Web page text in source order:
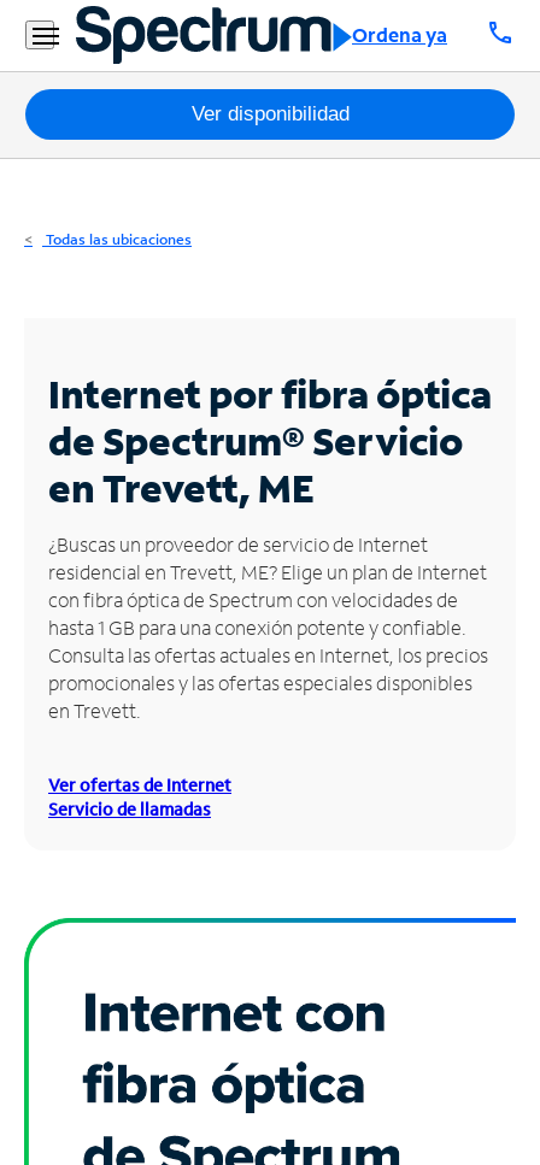
Ordena ya call
Residencial
Business
Paquetes
Internet
Business
Contáctanos
Inglés
Administrar
cuenta
Encuentra
una
tienda
Ver disponibilidad
Todas las ubicaciones
Internet por fibra óptica
de Spectrum®Servicio
en Trevett, ME
¿Buscas un proveedor de servicio de Internet
residencial en Trevett, ME? Elige un plan de Internet
con fibra óptica de Spectrum con velocidades de
hasta 1 GB para una conexión potente y confiable.
Consulta las ofertas actuales en Internet, los precios
promocionales y las ofertas especiales disponibles
en Trevett.
Ver ofertas de Internet
Servicio de llamadas